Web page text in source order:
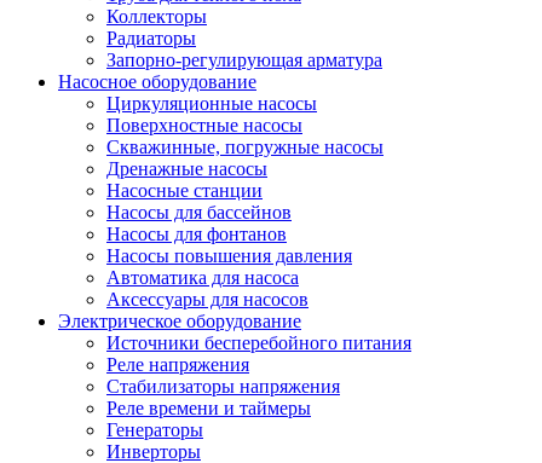
Коллекторы
Радиаторы
Запорно-регулирующая арматура
Насосное оборудование
Циркуляционные насосы
Поверхностные насосы
Скважинные, погружные насосы
Дренажные насосы
Насосные станции
Насосы для бассейнов
Насосы для фонтанов
Насосы повышения давления
Автоматика для насоса
Аксессуары для насосов
Электрическое оборудование
Источники бесперебойного питания
Реле напряжения
Стабилизаторы напряжения
Реле времени и таймеры
Генераторы
Инверторы